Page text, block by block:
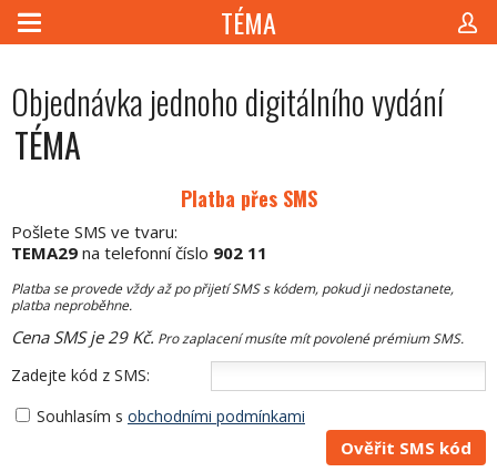
TÉMA
Objednávka jednoho digitálního vydání
TÉMA
Platba přes SMS
Pošlete SMS ve tvaru:
TEMA29 na telefonní číslo 902 11
Platba se provede vždy až po přijetí SMS s kódem, pokud ji nedostanete,
platba neproběhne.
Cena SMS je 29 Kč. Pro zaplacení musíte mít povolené prémium SMS.
Zadejte kód z SMS:
Souhlasím s obchodními podmínkami